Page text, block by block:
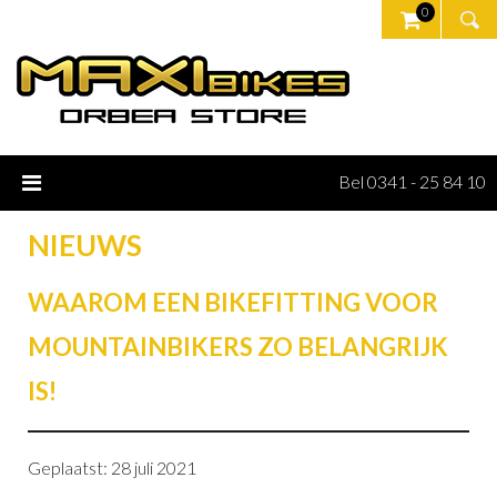
0
Bel 0341 - 25 84 10
NIEUWS
WAAROM EEN BIKEFITTING VOOR
MOUNTAINBIKERS ZO BELANGRIJK
IS!
Geplaatst: 28 juli 2021